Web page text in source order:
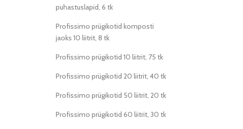
puhastuslapid, 6 tk
Profissimo prügikotid komposti
jaoks 10 liitrit, 8 tk
Profissimo prügikotid 10 liitrit, 75 tk
Profissimo prügikotid 20 liitrit, 40 tk
Profissimo prügikotid 50 liitrit, 20 tk
Profissimo prügikotid 60 liitrit, 30 tk